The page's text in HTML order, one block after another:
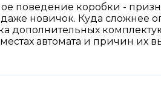
поведение коробки -
новичок. Куда сложнее
дополнительных
автомата и причин их